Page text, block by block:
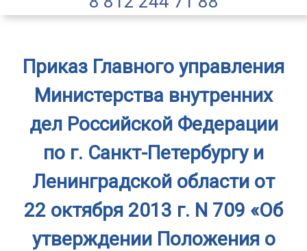
Приказ Главного управления
Министерства внутренних
дел Российской Федерации
по г. Санкт-Петербургу и
Ленинградской области от
22 октября 2013 г. N 709 «Об
утверждении Положения о